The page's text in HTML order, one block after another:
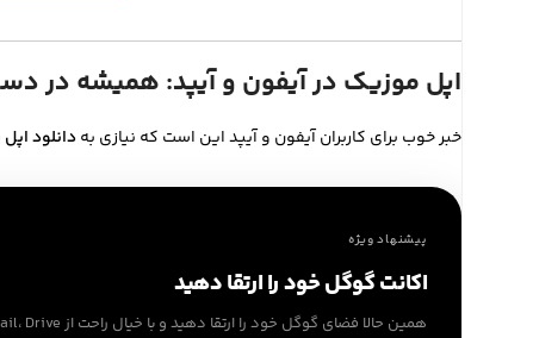
اپل موزیک در آیفون و آیپد: همیشه در
خبر خوب برای کاربران آیفون و آیپد این است که نیازی بهدانلود
پیشنهاد ویژه
اکانت گوگل خود را ارتقا دهید
همین حالا فضای گوگل خود را ارتقا دهید و با خیال راحت از Gmail، Drive و Photos استفاده کنید